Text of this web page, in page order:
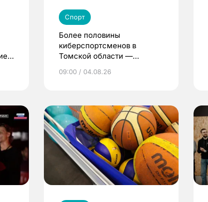
Спорт
Более половины
киберспортсменов в
Томской области —
09:00 / 04.08.26